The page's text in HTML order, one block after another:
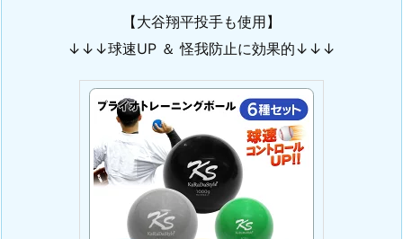
【大谷翔平投手も使用】
↓↓↓球速UP ＆ 怪我防止に効果的↓↓↓